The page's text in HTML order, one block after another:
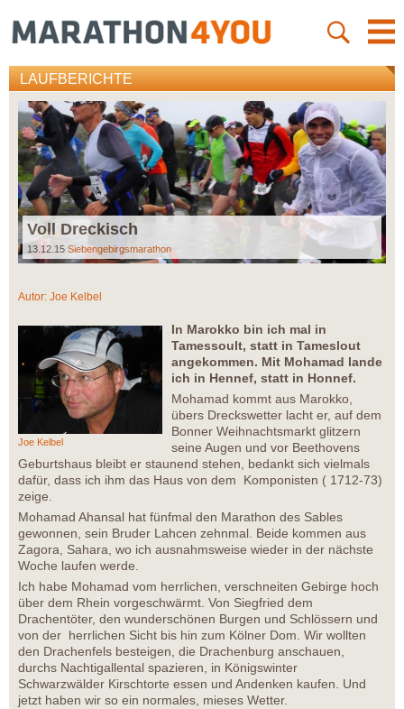
LAUFBERICHTE
Voll Dreckisch
13.12.15 Siebengebirgsmarathon
Autor: Joe Kelbel
Joe Kelbel
In Marokko bin ich mal in
Tamessoult, statt in Tameslout
angekommen. Mit Mohamad lande
ich in Hennef, statt in Honnef.
Mohamad kommt aus Marokko,
übers Dreckswetter lacht er, auf dem
Bonner Weihnachtsmarkt glitzern
seine Augen und vor Beethovens
Geburtshaus bleibt er staunend stehen, bedankt sich vielmals
dafür, dass ich ihm das Haus von dem Komponisten ( 1712-73)
zeige.
Mohamad Ahansal hat fünfmal den Marathon des Sables
gewonnen, sein Bruder Lahcen zehnmal. Beide kommen aus
Zagora, Sahara, wo ich ausnahmsweise wieder in der nächste
Woche laufen werde.
Ich habe Mohamad vom herrlichen, verschneiten Gebirge hoch
über dem Rhein vorgeschwärmt. Von Siegfried dem
Drachentöter, den wunderschönen Burgen und Schlössern und
von der herrlichen Sicht bis hin zum Kölner Dom. Wir wollten
den Drachenfels besteigen, die Drachenburg anschauen,
durchs Nachtigallental spazieren, in Königswinter
Schwarzwälder Kirschtorte essen und Andenken kaufen. Und
jetzt haben wir so ein normales, mieses Wetter.